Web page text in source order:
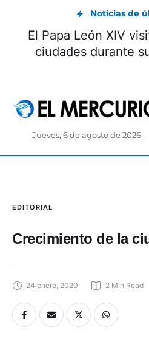
Noticias de
El Papa León XIV
ciudades durante
Jueves, 6 de agosto de 2026
EDITORIAL
Crecimiento de la
24 enero, 2020 2 Min Read